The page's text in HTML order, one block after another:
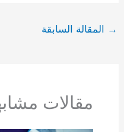
→ المقالة السابقة
مقالات